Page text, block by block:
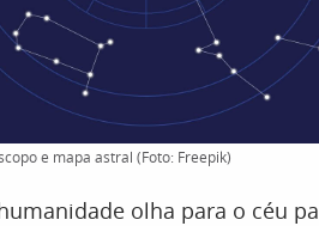
e mapa astral (Foto: Freepik)
olha para o céu